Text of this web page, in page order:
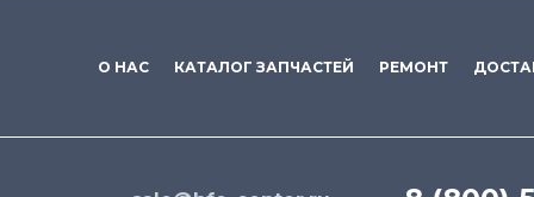
О НАС КАТАЛОГ ЗАПЧАСТЕЙ РЕМОНТ